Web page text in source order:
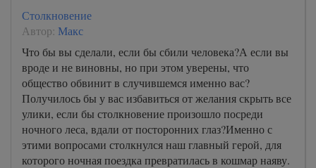
Столкновение
Автор: Макс
Что бы вы сделали, если бы сбили человека?А если вы
вроде и не виновны, но при этом уверены, что
общество обвинит в случившемся именно вас?
Получилось бы у вас избавиться от желания скрыть все
улики, если бы столкновение произошло посреди
ночного леса, вдали от посторонних глаз?Именно с
этими вопросами столкнулся наш главный герой, для
которого ночная поездка превратилась в кошмар наяву.